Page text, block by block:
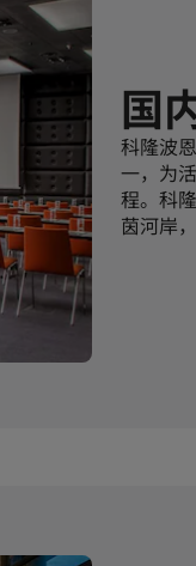
国
科隆波
一，为
程。科
茵河岸